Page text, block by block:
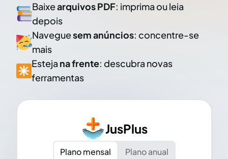
Baixearquivos PDF: imprima ou leia
depois
Naveguesem anúncios: concentre-se
mais
Esteja na frente: descubra novas
ferramentas
JusPlus
Plano mensal
Plano anual